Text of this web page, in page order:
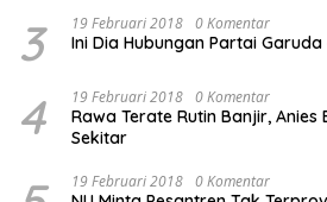
3 19 Februari 2018 0 Komentar
Ini Dia Hubungan Partai
4 19 Februari 2018 0 Komentar
Rawa Terate Rutin Banjir, Anies
Sekitar
19 Februari 2018 0 Komentar